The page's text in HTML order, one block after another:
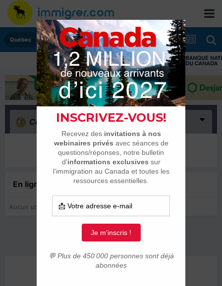
Québec
Confus (0)
Il n’y a encore rien ici
En ligne récemment0 membre est en ligne
Aucun utilisateur enregistré regarde cette page.